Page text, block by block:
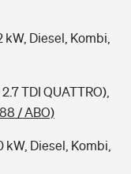
kW, Diesel, Kombi,
TDI QUATTRO),
/ ABO)
kW, Diesel, Kombi,